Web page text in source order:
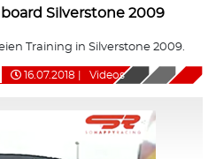
Silverstone 2009
Training in Silverstone 2009.
16.07.2018 Videos